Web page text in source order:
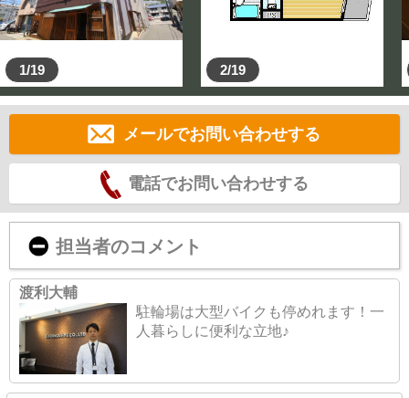
1/19 2/19
メールでお問い合わせする
電話でお問い合わせする
担当者のコメント
渡利大輔
駐輪場は大型バイクも停めれます！一
人暮らしに便利な立地♪